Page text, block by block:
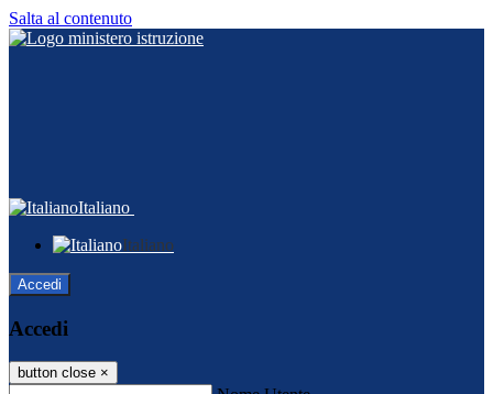
Salta al contenuto
Italiano
Italiano
Accedi
Accedi
button close ×